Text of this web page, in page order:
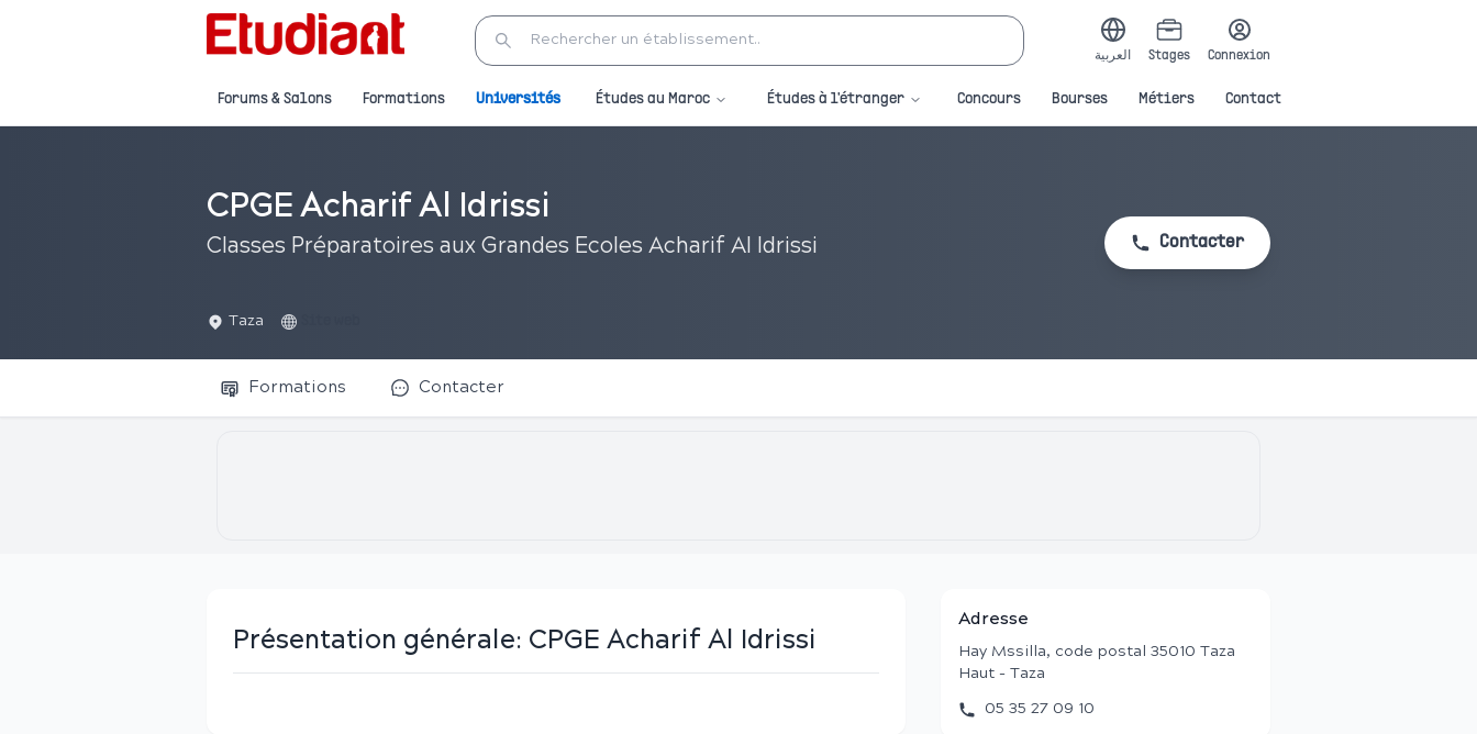
العربية Stages Connexion
Forums & Salons Formations Universités Études au Maroc Études à l'étranger Concours Bourses Métiers Contact
CPGE Acharif Al Idrissi
Classes Préparatoires aux Grandes Ecoles Acharif Al Idrissi
Taza
Contacter
Formations Contacter
Présentation générale: CPGE Acharif Al Idrissi
Adresse
Hay Mssilla, code postal 35010 Taza
Haut - Taza
05 35 27 09 10